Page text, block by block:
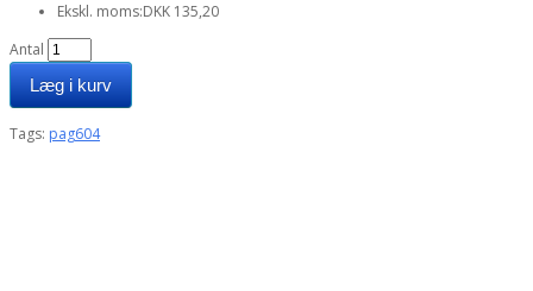
Ekskl. moms:DKK 135,20
Antal
Læg i kurv
Tags: pag604